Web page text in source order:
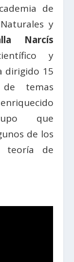
de
y
Narcís
y
dirigido 15
temas
que
de los
teoría de